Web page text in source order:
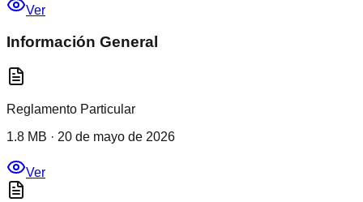
Ver
Información General
Reglamento Particular
1.8 MB · 20 de mayo de 2026
Ver